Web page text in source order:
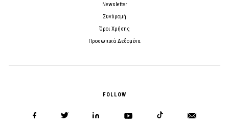
Newsletter
Συνδρομή
Όροι Χρήσης
Προσωπικά Δεδομένα
FOLLOW